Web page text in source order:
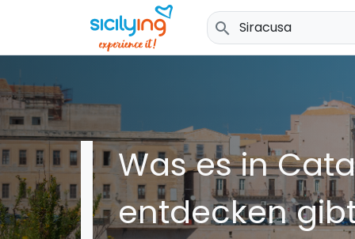
search
Was es in
entdecken